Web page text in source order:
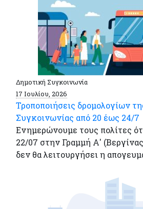
Δημοτική Συγκοινωνία
17 Ιουλίου, 2026
Τροποποιήσεις δρομολογίων
Συγκοινωνίας από 20 έως 24/7
Ενημερώνουμε τους πολίτες
22/07 στην Γραμμή Α'
δεν θα λειτουργήσει η